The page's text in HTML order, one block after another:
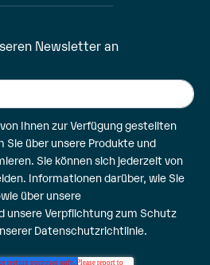
Newsletter an
Ihnen zur Verfügung gestellten
über unsere Produkte und
Sie können sich jederzeit von
Informationen darüber, wie Sie
über unsere
unsere Verpflichtung zum Schutz
Datenschutzrichtlinie.